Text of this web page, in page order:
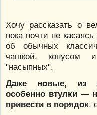
Хочу рассказать о
пока почти не
об обычных
чашкой, конусом
"насыпных".
Даже новые, из
особенно втулки —
привести в порядок,